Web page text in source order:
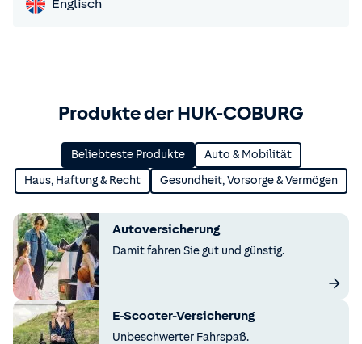
Englisch
Produkte der HUK-COBURG
Beliebteste Produkte Auto & Mobilität
Haus, Haftung & Recht Gesundheit, Vorsorge & Vermögen
Autoversicherung
Damit fahren Sie gut und günstig.
E-Scooter-Versicherung
Unbeschwerter Fahrspaß.